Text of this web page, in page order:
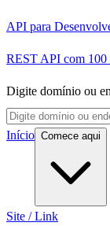
API para
REST API com 100
Digite domínio ou
Início Comece aqui
Site / Link